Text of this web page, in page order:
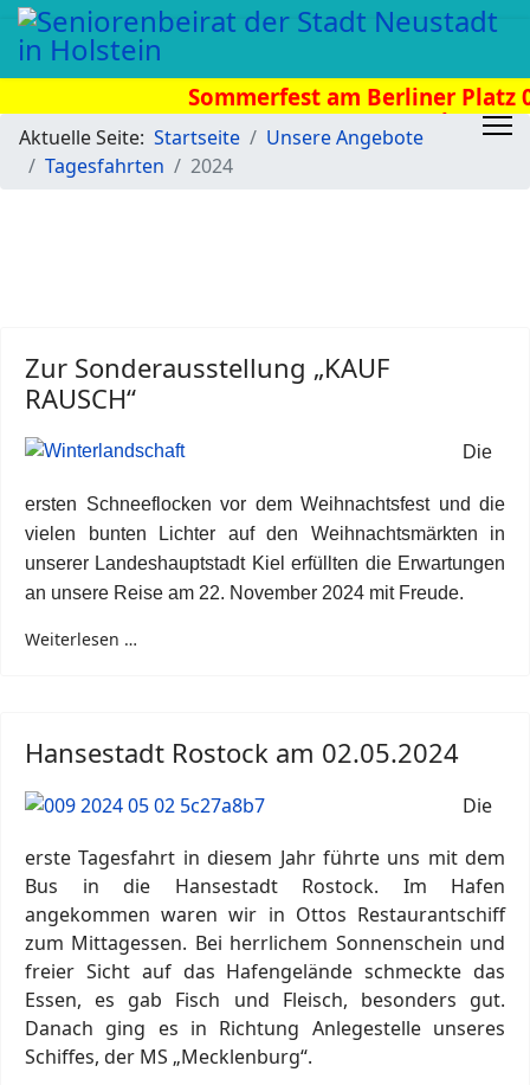
Sommerfest am Berliner Platz
Uhr
Aktuelle Seite: Startseite
Unsere Angebote
Tagesfahrten
2024
Zur Sonderausstellung „KAUF
RAUSCH“
Die
ersten Schneeflocken vor dem Weihnachtsfest und die
vielen bunten Lichter auf den Weihnachtsmärkten in
unserer Landeshauptstadt Kiel erfüllten die Erwartungen
an unsere Reise am 22. November 2024 mit Freude.
Weiterlesen …
Hansestadt Rostock am 02.05.2024
Die
erste Tagesfahrt in diesem Jahr führte uns mit dem
Bus in die Hansestadt Rostock. Im Hafen
angekommen waren wir in Ottos Restaurantschiff
zum Mittagessen. Bei herrlichem Sonnenschein und
freier Sicht auf das Hafengelände schmeckte das
Essen, es gab Fisch und Fleisch, besonders gut.
Danach ging es in Richtung Anlegestelle unseres
Schiffes, der MS „Mecklenburg“.